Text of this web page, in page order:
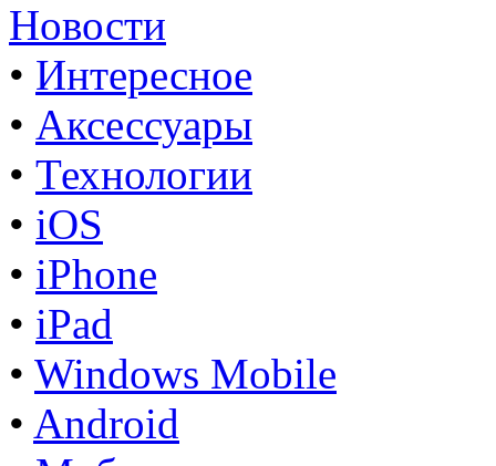
Новости
• Интересное
• Аксессуары
• Технологии
• iOS
• iPhone
• iPad
• Windows Mobile
• Android